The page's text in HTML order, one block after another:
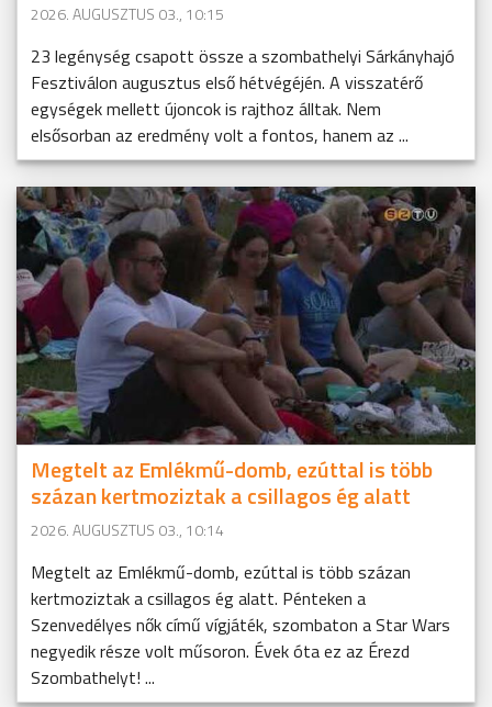
2026. AUGUSZTUS 03., 10:15
23 legénység csapott össze a szombathelyi Sárkányhajó
Fesztiválon augusztus első hétvégéjén. A visszatérő
egységek mellett újoncok is rajthoz álltak. Nem
elsősorban az eredmény volt a fontos, hanem az ...
Megtelt az Emlékmű-domb, ezúttal is több
százan kertmoziztak a csillagos ég alatt
2026. AUGUSZTUS 03., 10:14
Megtelt az Emlékmű-domb, ezúttal is több százan
kertmoziztak a csillagos ég alatt. Pénteken a
Szenvedélyes nők című vígjáték, szombaton a Star Wars
negyedik része volt műsoron. Évek óta ez az Érezd
Szombathelyt! ...